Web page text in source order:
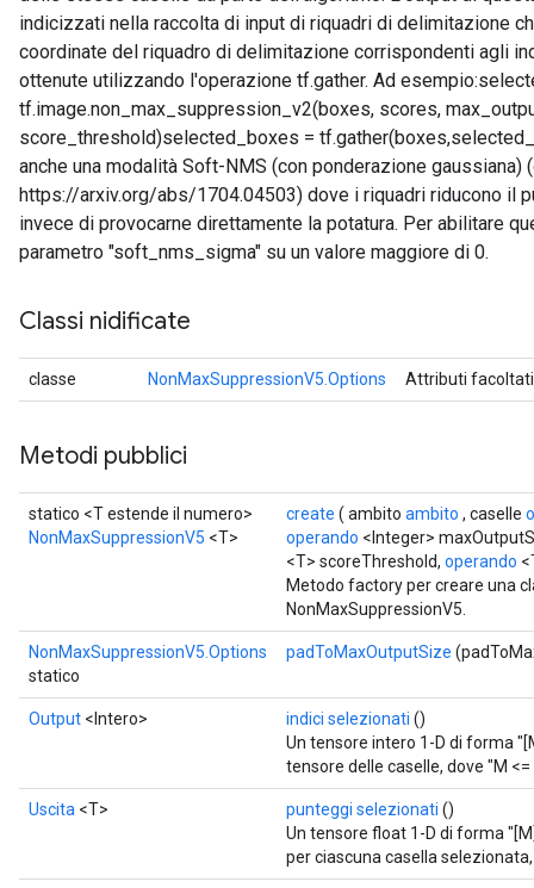
indicizzati nella raccolta di input di riquadri di delimitazione
coordinate del riquadro di delimitazione corrispondenti agli
ottenute utilizzando l'operazione tf.gather. Ad
tf.image.non_max_suppression_v2(boxes, scores,
score_threshold)selected_boxes =
anche una modalità Soft-NMS (con ponderazione gaussiana)
https://arxiv.org/abs/1704.04503) dove i riquadri riducono il
invece di provocarne direttamente la potatura. Per abilitare
parametro "soft_nms_sigma" su un valore maggiore di 0.
Classi nidificate
classe NonMaxSuppressionV5.Options Attributi
Metodi pubblici
statico <T estende il numero>
NonMaxSuppressionV5 <T>
create ( ambito ambito , caselle
operando <Integer>
<T> scoreThreshold, operando
Metodo factory per creare una
NonMaxSuppressionV5.
NonMaxSuppressionV5.Options
statico
padToMaxOutputSize
Output <Intero> indici selezionati ()
Un tensore intero 1-D di forma
tensore delle caselle, dove "M
Uscita <T> punteggi selezionati ()
Un tensore float 1-D di forma
per ciascuna casella